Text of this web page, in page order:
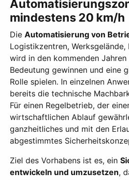
mindestens 20 km/h
Die Automatisierung von
Logistikzentren, Werksgelände,
wird in den kommenden
Bedeutung gewinnen und eine
Rolle spielen. In einzelnen
bereits die technische
Für einen Regelbetrieb, der
wirtschaftlichen Ablauf
ganzheitliches und mit den
abgestimmtes
Ziel des Vorhabens ist es, ein
entwickeln und umzusetzen,